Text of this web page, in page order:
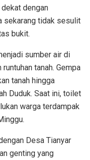
dengan
sekarang tidak sesulit
bukit.
sumber air di
tanah. Gempa
tanah hingga
Duduk. Saat ini, toilet
warga terdampak
Desa Tianyar
genting yang